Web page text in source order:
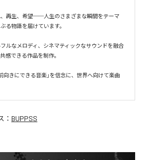
、再生、希望──人生のさまざまな瞬間をテーマ
る物語を届けています。
ルなメロディ、シネマティックなサウンドを融合
感できる作品を制作。
向きにできる音楽」を信念に、世界へ向けて楽曲
： BUPPSS